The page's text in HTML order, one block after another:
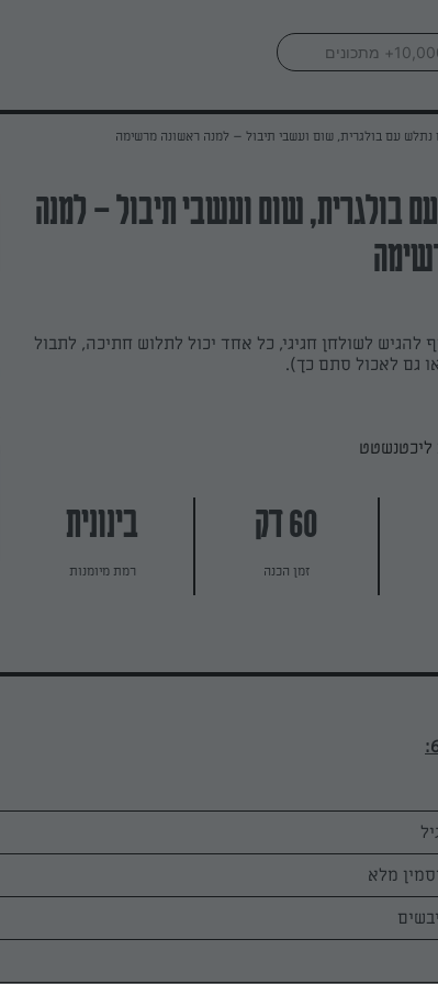
נתלש עם בולגרית, שום ועשבי תיבול – למנה ראשונה מרשימה
בולגרית, שום ועשבי תיבול – למנה
להגיש לשולחן חגיגי, כל אחד יכול לתלוש חתיכה, לתבול
גם לאכול סתם כך).
60 דק
זמן הכנה
בינונית
רמת מיומנות